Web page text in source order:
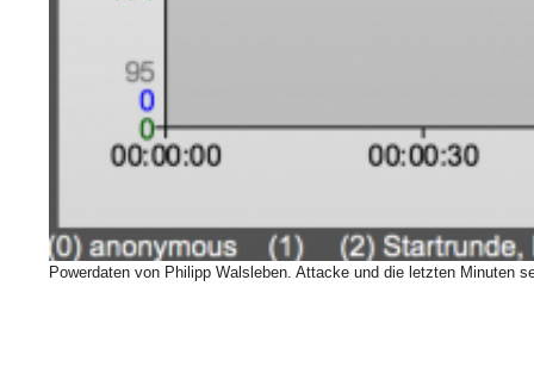
Powerdaten von Philipp Walsleben. Attacke und die letzten Minuten